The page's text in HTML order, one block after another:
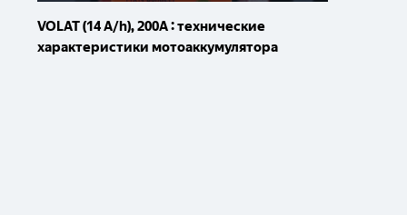
VOLAT (14 A/h), 200A : технические
характеристики мотоаккумулятора